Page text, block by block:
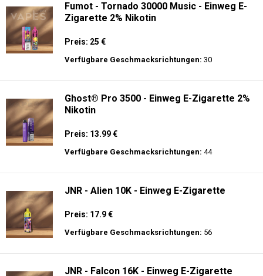
Fumot - Tornado 30000 Music - Einweg E-
Zigarette 2% Nikotin
Preis: 25 €
Verfügbare Geschmacksrichtungen: 30
Ghost® Pro 3500 - Einweg E-Zigarette 2%
Nikotin
Preis: 13.99 €
Verfügbare Geschmacksrichtungen: 44
JNR - Alien 10K - Einweg E-Zigarette
Preis: 17.9 €
Verfügbare Geschmacksrichtungen: 56
JNR - Falcon 16K - Einweg E-Zigarette